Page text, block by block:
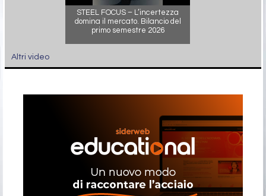
STEEL FOCUS – L’incertezza
domina il mercato. Bilancio del
primo semestre 2026
Altri video